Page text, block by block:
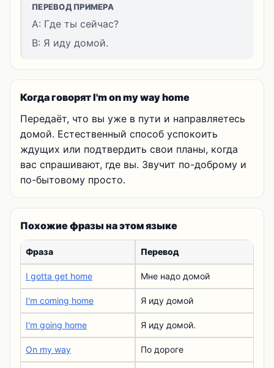
ПЕРЕВОД ПРИМЕРА
A: Где ты сейчас?
B: Я иду домой.
Когда говорят I'm on my way home
Передаёт, что вы уже в пути и направляетесь
домой. Естественный способ успокоить
ждущих или подтвердить свои планы, когда
вас спрашивают, где вы. Звучит по-доброму и
по-бытовому просто.
Похожие фразы на этом языке
Фраза Перевод
I gotta get home Мне надо домой
I'm coming home Я иду домой
I'm going home Я иду домой.
On my way По дороге